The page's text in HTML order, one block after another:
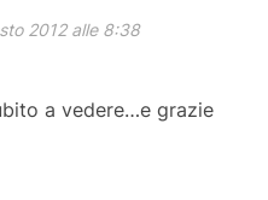
2012 alle 8:38
a vedere…e grazie